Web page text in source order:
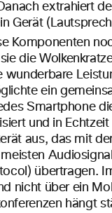
extrahiert
Gerät
Komponenten
die
wunderbare
ein
Smartphone
und in
aus, das mit
übertragen.
nicht über ein
hängt